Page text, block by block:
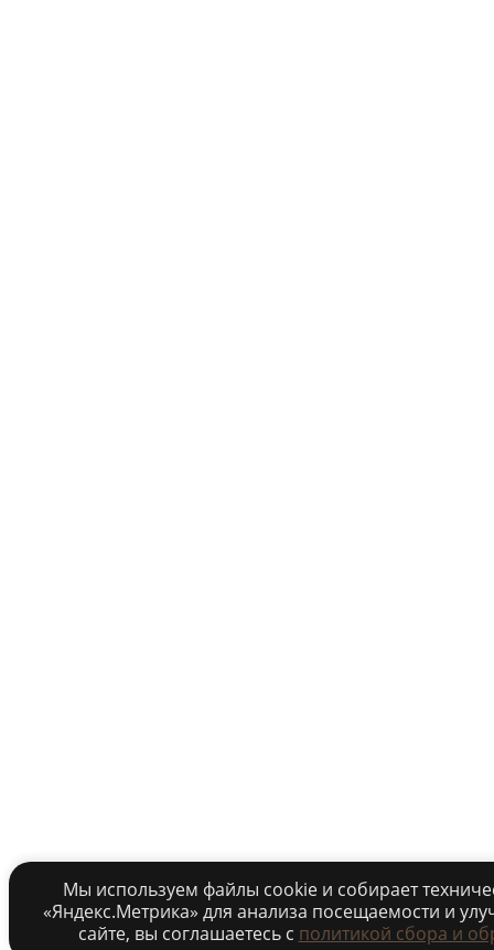
Мы используем файлы cookie и собирает
«Яндекс.Метрика» для анализа посещаемости и
сайте, вы соглашаетесь c политикой сбора и